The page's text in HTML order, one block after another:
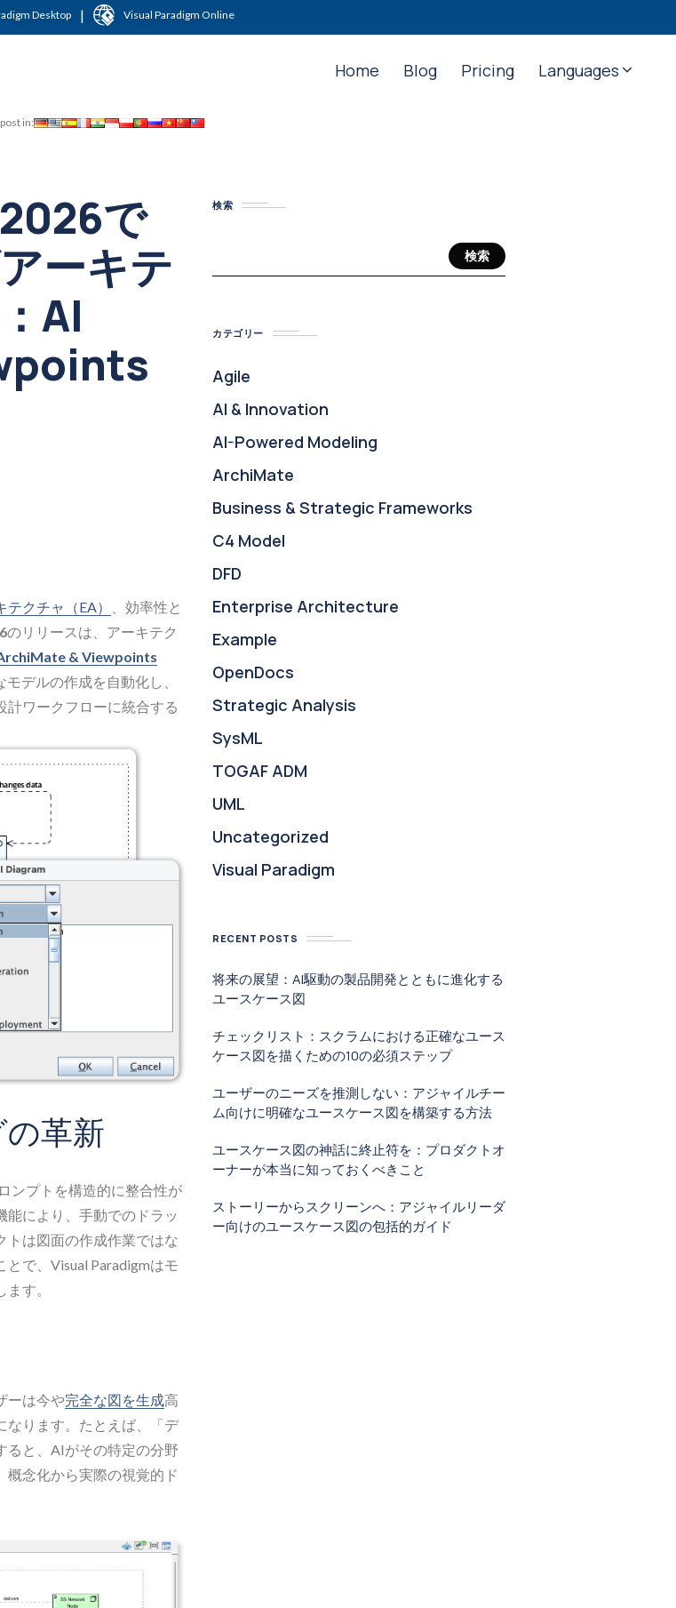
Desktop | Visual Paradigm Online
Home Blog Pricing Languages
in:
で
ーキテ
AI
クチャ（EA）
、効率性と
のリリースは、アーキテク
& Viewpoints
デルの作成を自動化し、
計ワークフローに統合する
革新
ンプトを構造的に整合性が
により、手動でのドラッ
トは図面の作成作業ではな
で、Visual Paradigmはモ
す。
ーは今や完全な図を生成高
なります。たとえば、「デ
ると、AIがその特定の分野
概念化から実際の視覚的ド
検索
検索
カテゴリー
Agile
AI & Innovation
AI-Powered Modeling
ArchiMate
Business & Strategic Frameworks
C4 Model
DFD
Enterprise Architecture
Example
OpenDocs
Strategic Analysis
SysML
TOGAF ADM
UML
Uncategorized
Visual Paradigm
RECENT POSTS
将来の展望：AI駆動の製品開発とともに進化する
ユースケース図
チェックリスト：スクラムにおける正確なユース
ケース図を描くための10の必須ステップ
ユーザーのニーズを推測しない：アジャイルチー
ム向けに明確なユースケース図を構築する方法
ユースケース図の神話に終止符を：プロダクトオ
ーナーが本当に知っておくべきこと
ストーリーからスクリーンへ：アジャイルリーダ
ー向けのユースケース図の包括的ガイド